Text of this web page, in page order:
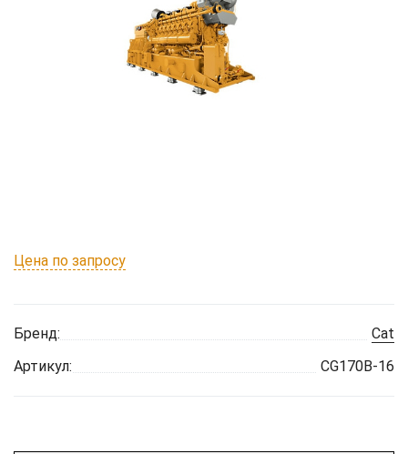
Цена по запросу
Бренд:
Cat
Артикул:
CG170B-16